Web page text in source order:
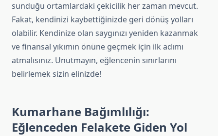
sunduğu ortamlardaki çekicilik her zaman mevcut.
Fakat, kendinizi kaybettiğinizde geri dönüş yolları
olabilir. Kendinize olan saygınızı yeniden kazanmak
ve finansal yıkımın önüne geçmek için ilk adımı
atmalısınız. Unutmayın, eğlencenin sınırlarını
belirlemek sizin elinizde!
Kumarhane Bağımlılığı:
Eğlenceden Felakete Giden Yol